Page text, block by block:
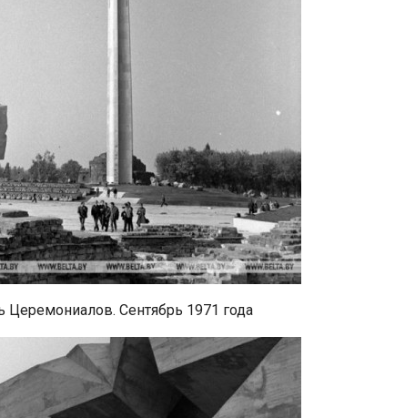
Церемониалов. Сентябрь 1971 года